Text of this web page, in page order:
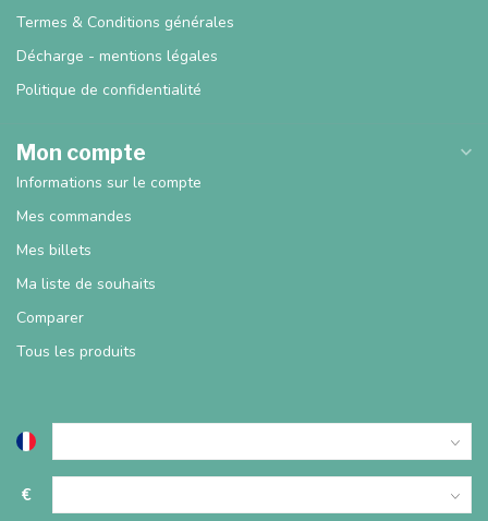
Termes & Conditions générales
Décharge - mentions légales
Politique de confidentialité
Mon compte
Informations sur le compte
Mes commandes
Mes billets
Ma liste de souhaits
Comparer
Tous les produits
€